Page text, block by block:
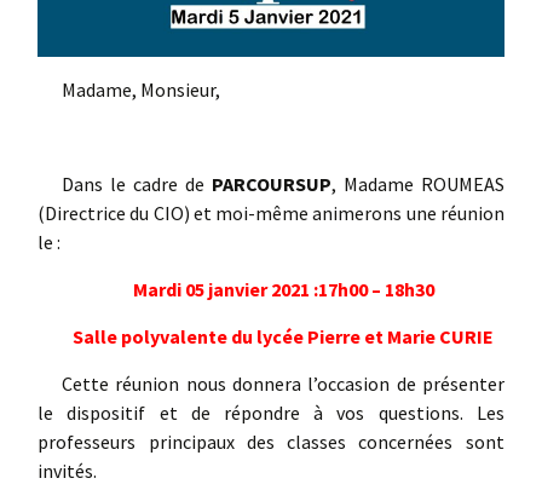
Madame, Monsieur,
Dans le cadre de PARCOURSUP, Madame ROUMEAS
(Directrice du CIO) et moi-même animerons une réunion
le :
Mardi 05 janvier 2021 :17h00 – 18h30
Salle polyvalente du lycée Pierre et Marie CURIE
Cette réunion nous donnera l’occasion de présenter
le dispositif et de répondre à vos questions. Les
professeurs principaux des classes concernées sont
invités.